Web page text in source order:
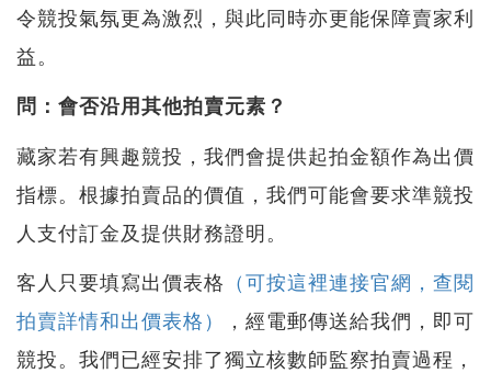
令競投氣氛更為激烈，與此同時亦更能保障賣家利
益。
問：會否沿用其他拍賣元素？
藏家若有興趣競投，我們會提供起拍金額作為出價
指標。根據拍賣品的價值，我們可能會要求準競投
人支付訂金及提供財務證明。
客人只要填寫出價表格 （可按這裡連接官網，查閱
拍賣詳情和出價表格）
，經電郵傳送給我們，即可
競投。我們已經安排了獨立核數師監察拍賣過程，